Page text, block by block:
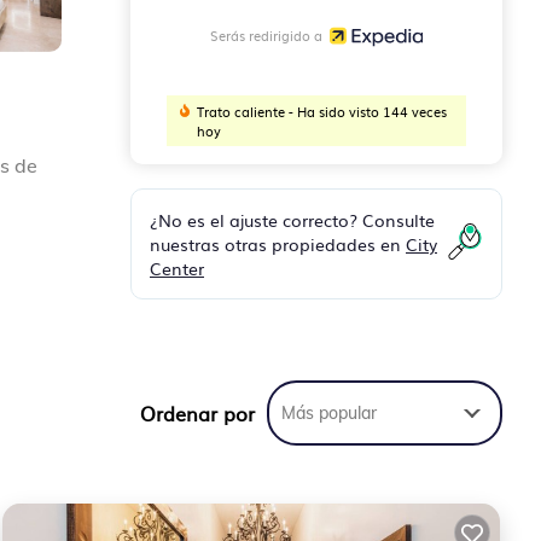
de
y
Serás redirigido a
Trato caliente - Ha sido visto 144 veces
hoy
¿No es el ajuste correcto? Consulte
nuestras otras propiedades en City
Center
Ordenar por Más popular